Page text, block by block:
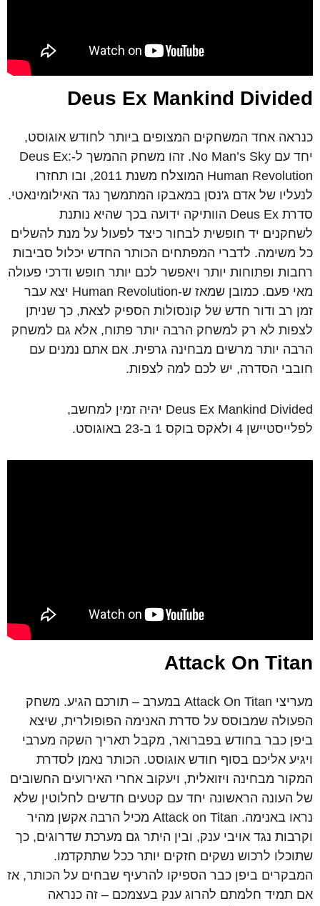
Deus Ex Mankind Divided
כנראה אחד המשחקים המצופים ביותר לחודש אוגוסט,
יחד עם No Man’s Sky. זהו משחק ההמשך ל-Deus Ex:
Human Revolution המוצלח משנת 2011, ובו תחזרו
לנעליו של אדם ג'נסן במאבקו המתמשך נגד האילומינאטי.
סדרת Deus Ex הוותיקה ידועה בכך שהיא נותנת
לשחקנים יד חופשית לבחור כיצד לפעול על מנת להשלים
כל משימה. לדברי המפתחים הכותר החדש יכלול סביבות
רחבות ופתוחות יותר ויאפשר לכם יותר חופש ודרכי פעולה
מאי פעם. כמובן שמאז ש-Human Revolution יצא עבר
זמן רב ודור חדש של קונסולות הספיק לצאת, כך שניתן
לצפות לא רק למשחק הרבה יותר פתוח, אלא גם למשחק
הרבה יותר מרשים מבחינה גרפית. אם אתם נמנים עם
חובבי הסדרה, יש לכם למה לצפות.
Deus Ex Mankind Divided יהיה זמין למחשב,
לפלייסטיישן 4 ולאקס בוקס 1 ב-23 באוגוסט.
Attack On Titan
מעריצי Attack On Titan במערב – תורכם הגיע. משחק
הפעולה שמבוסס על סדרת האנימה הפופולרית, שיצא
ביפן כבר בחודש בפברואר, מקבל תאריך השקה מערבי
ויגיע אליכם בסוף חודש אוגוסט. הכותר נאמן לסדרת
המקור מבחינה ויזואלית, ויעקוב אחרי האירועים החשובים
של העונה הראשונה יחד עם קטעים חדשים לחלוטין שלא
נראו באנימה. Attack on Titan מכיל הרבה אקשן מהיר
וקרבות נגד אויבי ענק, ובין היתר גם מערכת שדרוגים, כך
שתוכלו לרכוש נשקים חזקים יותר ככל שתתקדמו.
המבקרים ביפן כבר הספיקו להרעיף שבחים על הכותר, אז
אם תמיד חלמתם להרוג ענק בעצמכם – זה כנראה